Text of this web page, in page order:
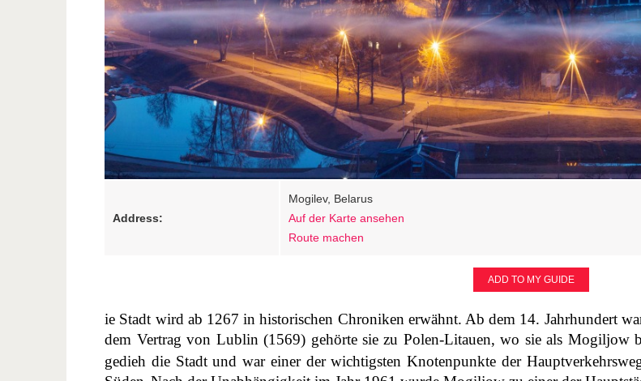
Address:
Mogilev, Belarus
Auf der Karte ansehen
Route machen
ADD TO MY GUIDE
ie Stadt wird ab 1267 in historischen Chroniken erwähnt. Ab dem 14. Jahrhundert
dem Vertrag von Lublin (1569) gehörte sie zu Polen-Litauen, wo sie als Mogiljow
gedieh die Stadt und war einer der wichtigsten Knotenpunkte der